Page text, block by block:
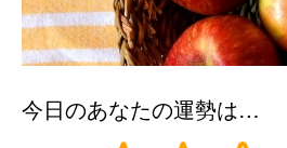
今日のあなたの運勢は…